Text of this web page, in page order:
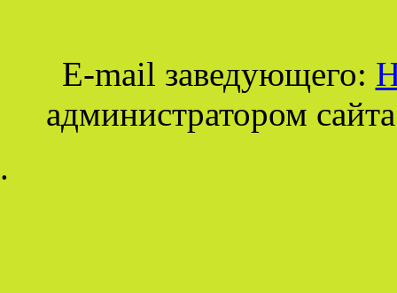
E-mail заведующего:
администратором
.